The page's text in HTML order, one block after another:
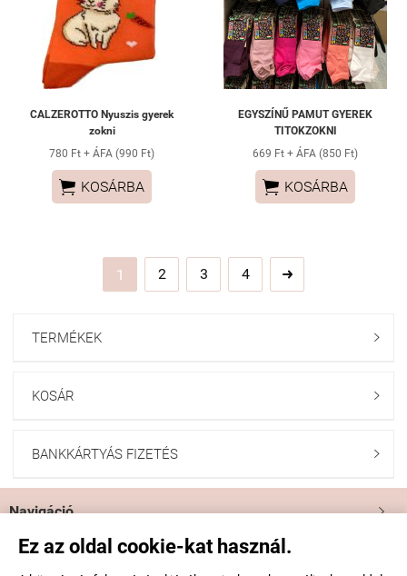
Ez az oldal cookie-kat használ.
CALZEROTTO Nyuszis gyerek
zokni
780 Ft + ÁFA (990 Ft)
 KOSÁRBA
EGYSZÍNŰ PAMUT GYEREK
TITOKZOKNI
669 Ft + ÁFA (850 Ft)
 KOSÁRBA
1 2 3 4 
TERMÉKEK 
KOSÁR 
BANKKÁRTYÁS FIZETÉS 
Navigáció 
Saját fiók